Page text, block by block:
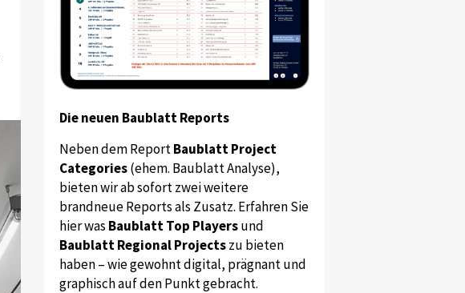
Die neuen Baublatt Reports
Neben dem ReportBaublatt Project
Categories(ehem. Baublatt Analyse),
bieten wir ab sofort zwei weitere
brandneue Reports als Zusatz. Erfahren Sie
hier was Baublatt Top Playersund
Baublatt Regional Projectszu bieten
haben – wie gewohnt digital, prägnant und
graphisch auf den Punkt gebracht.